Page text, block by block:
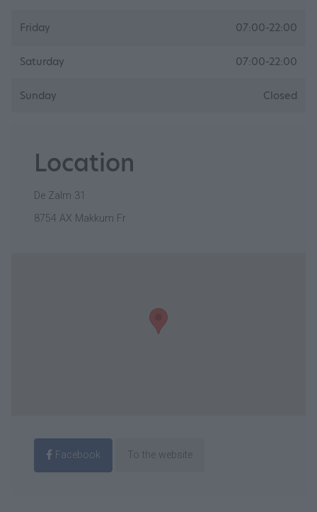
Friday 07:00-22:00
Saturday 07:00-22:00
Sunday Closed
Location
De Zalm 31
8754 AX Makkum Fr
Facebook To the website